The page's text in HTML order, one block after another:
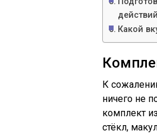
действий
Какой
К
ничего не
комплект
стёкл,